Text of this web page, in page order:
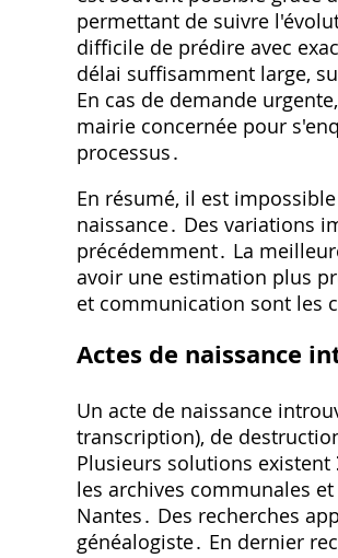
permettant de suivre
difficile de prédire avec
délai suffisamment large,
En cas de demande
mairie concernée pour
processus․
En résumé, il est
naissance․ Des variations
précédemment․ La
avoir une estimation plus
et communication sont les
Actes de naissance
Un acte de naissance
transcription), de
Plusieurs solutions existent
les archives communales
Nantes․ Des recherches
généalogiste․ En dernier